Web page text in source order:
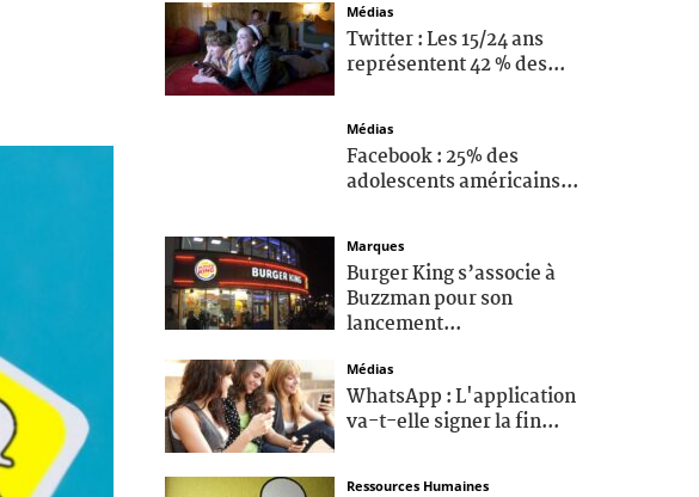
Médias
Twitter : Les 15/24 ans
représentent 42 % des...
Médias
Facebook : 25% des
adolescents américains...
Marques
Burger King s’associe à
Buzzman pour son
lancement...
Médias
WhatsApp : L'application
va-t-elle signer la fin...
Ressources Humaines